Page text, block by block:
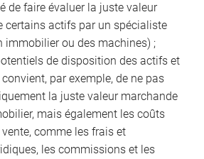
de faire évaluer la juste valeur
certains actifs par un spécialiste
immobilier ou des machines) ;
de disposition des actifs et
par exemple, de ne pas
la juste valeur marchande
mais également les coûts
comme les frais et
les commissions et les